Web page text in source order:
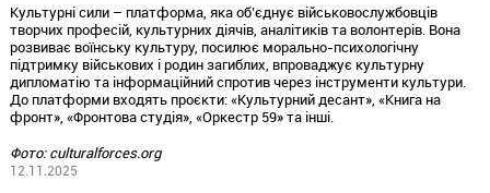
Культурні сили – платформа, яка об’єднує військовослужбовців
творчих професій, культурних діячів, аналітиків та волонтерів. Вона
розвиває воїнську культуру, посилює морально-психологічну
підтримку військових і родин загиблих, впроваджує культурну
дипломатію та інформаційний спротив через інструменти культури.
До платформи входять проєкти: «Культурний десант», «Книга на
фронт», «Фронтова студія», «Оркестр 59» та інші.
Фото: culturalforces.org
12.11.2025